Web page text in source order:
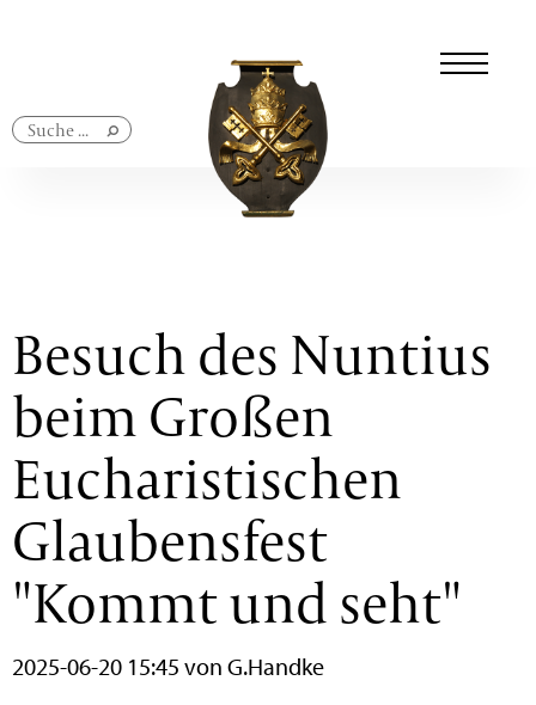
Besuch des Nuntius
beim Großen
Eucharistischen
Glaubensfest
"Kommt und seht"
2025-06-20 15:45 von G.Handke